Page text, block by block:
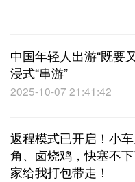
中国年轻人出游“既要
浸式“串游”
2025-10-07 21:41:42
返程模式已开启！小
角、卤烧鸡，快塞不
家给我打包带走！